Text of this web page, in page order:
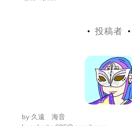
シ
投稿者
by 久遠 海音